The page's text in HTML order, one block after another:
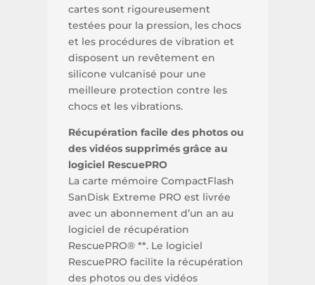
cartes sont rigoureusement
testées pour la pression, les chocs
et les procédures de vibration et
disposent un revêtement en
silicone vulcanisé pour une
meilleure protection contre les
chocs et les vibrations.
Récupération facile des photos ou
des vidéos supprimés grâce au
logiciel RescuePRO
La carte mémoire CompactFlash
SanDisk Extreme PRO est livrée
avec un abonnement d’un an au
logiciel de récupération
RescuePRO® **. Le logiciel
RescuePRO facilite la récupération
des photos ou des vidéos